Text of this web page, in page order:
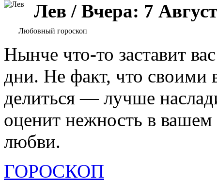
Лев / Вчера: 7
Любовный гороскоп
Нынче что-то заставит
дни. Не факт, что своими
делиться — лучше
оценит нежность в
любви.
ГОРОСКОП